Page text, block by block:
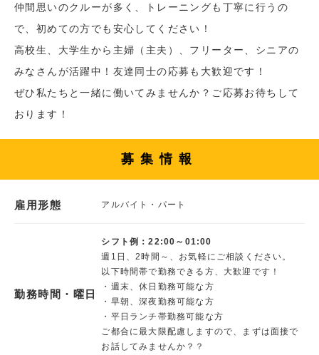
仲間思いのクルーが多く、トレーニングも丁寧に行うの
で、初めての方でも安心してください！
高校生、大学生から主婦（主夫）、フリーター、シニアの
みなさんが活躍中！友達同士の応募も大歓迎です！
ぜひ私たちと一緒に働いてみませんか？ご応募お待ちして
おります！
募集情報
雇用形態 アルバイト・パート
勤務時間・曜日
シフト例：22:00～01:00
週1日、2時間～、お気軽にご相談ください。
以下時間帯で勤務できる方、大歓迎です！
・週末、休日勤務可能な方
・早朝、深夜勤務可能な方
・平日ランチ帯勤務可能な方
ご都合に最大限配慮しますので、まずは面接で
お話してみませんか？？